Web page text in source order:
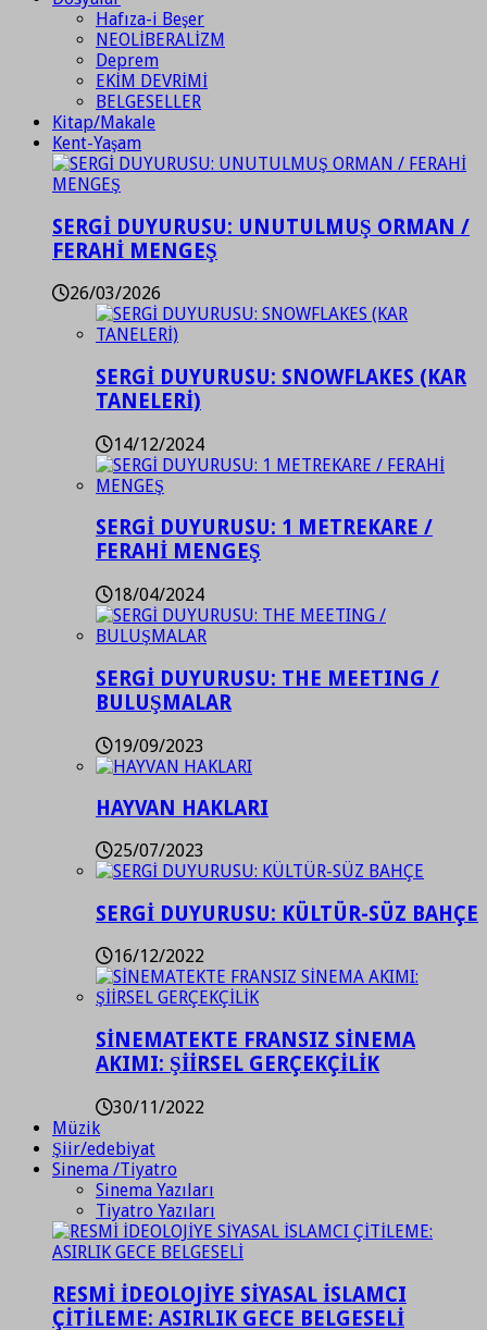
Hafıza-i Beşer
NEOLİBERALİZM
Deprem
EKİM DEVRİMİ
BELGESELLER
Kitap/Makale
Kent-Yaşam
SERGİ DUYURUSU: UNUTULMUŞ ORMAN /
FERAHİ MENGEŞ
26/03/2026
SERGİ DUYURUSU: SNOWFLAKES (KAR
TANELERİ)
14/12/2024
SERGİ DUYURUSU: 1 METREKARE /
FERAHİ MENGEŞ
18/04/2024
SERGİ DUYURUSU: THE MEETING /
BULUŞMALAR
19/09/2023
HAYVAN HAKLARI
25/07/2023
SERGİ DUYURUSU: KÜLTÜR-SÜZ BAHÇE
16/12/2022
SİNEMATEKTE FRANSIZ SİNEMA
AKIMI: ŞİİRSEL GERÇEKÇİLİK
30/11/2022
Müzik
Şiir/edebiyat
Sinema /Tiyatro
Sinema Yazıları
Tiyatro Yazıları
RESMİ İDEOLOJİYE SİYASAL İSLAMCI
ÇİTİLEME: ASIRLIK GECE BELGESELİ